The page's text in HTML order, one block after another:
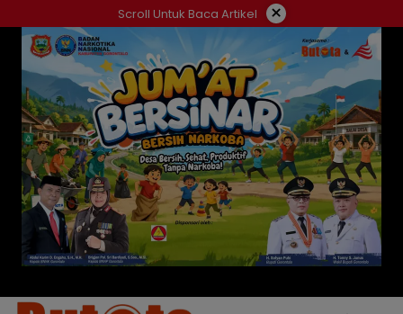
ke
konten
Scroll Untuk Baca Artikel ×